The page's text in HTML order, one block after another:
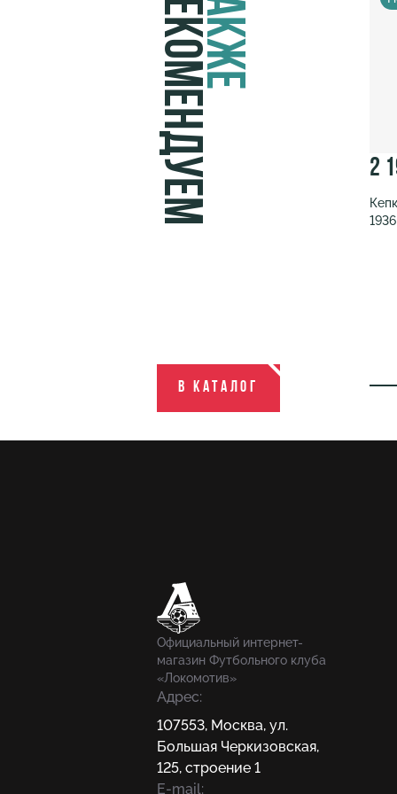
Также
Рекомендуем
В каталог
2
Официальный интернет-
магазин Футбольного клуба
«Локомотив»
Адрес:
107553, Москва, ул.
Большая Черкизовская,
125, строение 1
E-mail: